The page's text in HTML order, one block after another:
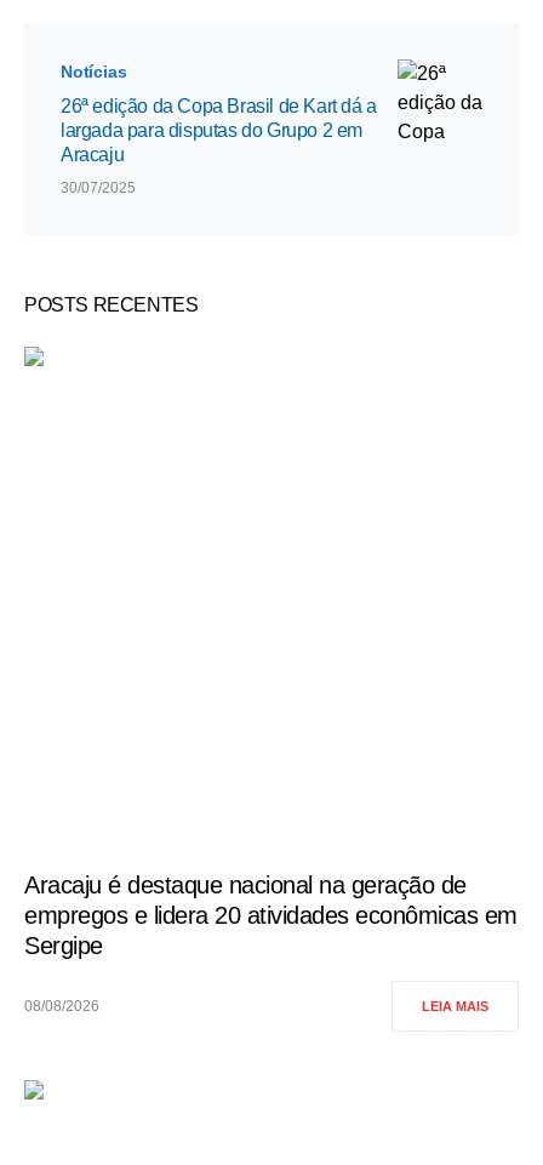
Notícias
26ª edição da Copa Brasil de Kart dá a
largada para disputas do Grupo 2 em
Aracaju
30/07/2025
POSTS RECENTES
Aracaju é destaque nacional na geração de
empregos e lidera 20 atividades econômicas em
Sergipe
08/08/2026 LEIA MAIS